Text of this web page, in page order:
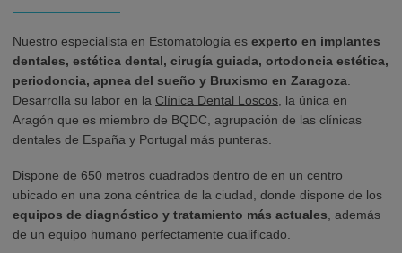
Nuestro especialista en Estomatología es experto en implantes
dentales, estética dental, cirugía guiada, ortodoncia estética,
periodoncia, apnea del sueño y Bruxismo en Zaragoza.
Desarrolla su labor en la Clínica Dental Loscos, la única en
Aragón que es miembro de BQDC, agrupación de las clínicas
dentales de España y Portugal más punteras.
Dispone de 650 metros cuadrados dentro de en un centro
ubicado en una zona céntrica de la ciudad, donde dispone de los
equipos de diagnóstico y tratamiento más actuales, además
de un equipo humano perfectamente cualificado.